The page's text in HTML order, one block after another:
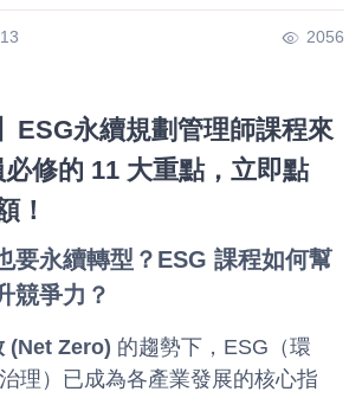
2056
ESG永續規劃管理師課程來
修的 11 大重點，立即點
！
要永續轉型？ESG 課程如何幫
競爭力？
(Net Zero) 的趨勢下，ESG（環
理）已成為各產業發展的核心指